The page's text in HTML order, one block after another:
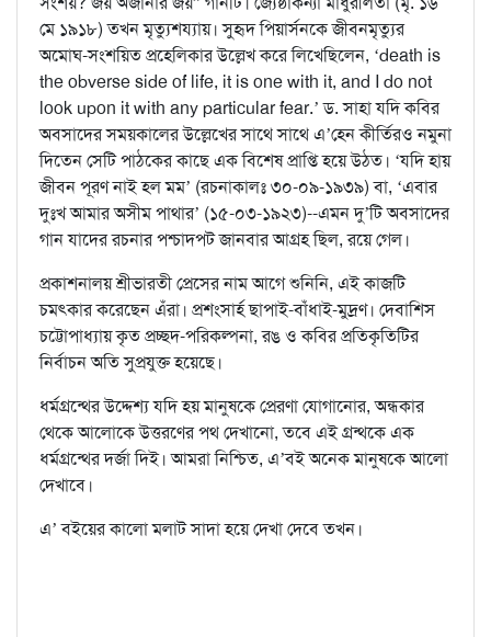
মে ১৯১৮) তখন মৃত্যুশয্যায়। সুহৃদ পিয়ার্সনকে জীবনমৃত্যুর
অমোঘ-সংশয়িত প্রহেলিকার উল্লেখ করে লিখেছিলেন, ‘death is
the obverse side of life, it is one with it, and I do not
look upon it with any particular fear.’ ড. সাহা যদি কবির
অবসাদের সময়কালের উল্লেখের সাথে সাথে এ’হেন কীর্তিরও নমুনা
দিতেন সেটি পাঠকের কাছে এক বিশেষ প্রাপ্তি হয়ে উঠত। ‘যদি হায়
জীবন পূরণ নাই হল মম’ (রচনাকালঃ ৩০-০৯-১৯৩৯) বা, ‘এবার
দুঃখ আমার অসীম পাথার’ (১৫-০৩-১৯২৩)--এমন দু’টি অবসাদের
গান যাদের রচনার পশ্চাদপট জানবার আগ্রহ ছিল, রয়ে গেল।
প্রকাশনালয় শ্রীভারতী প্রেসের নাম আগে শুনিনি, এই কাজটি
চমৎকার করেছেন এঁরা। প্রশংসার্হ ছাপাই-বাঁধাই-মুদ্রণ। দেবাশিস
চট্টোপাধ্যায় কৃত প্রচ্ছদ-পরিকল্পনা, রঙ ও কবির প্রতিকৃতিটির
নির্বাচন অতি সুপ্রযুক্ত হয়েছে।
ধর্মগ্রন্থের উদ্দেশ্য যদি হয় মানুষকে প্রেরণা যোগানোর, অন্ধকার
থেকে আলোকে উত্তরণের পথ দেখানো, তবে এই গ্রন্থকে এক
ধর্মগ্রন্থের দর্জা দিই। আমরা নিশ্চিত, এ’বই অনেক মানুষকে আলো
দেখাবে।
এ’ বইয়ের কালো মলাট সাদা হয়ে দেখা দেবে তখন।